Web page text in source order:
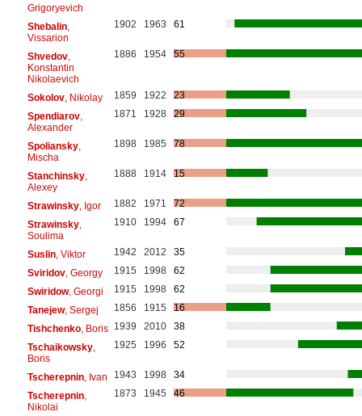
Grigoryevich
Shebalin,
Vissarion
1902 1963 61
Shvedov,
Konstantin
Nikolaevich
1886 1954 55
Sokolov, Nikolay 1859 1922
23
Spendiarov,
Alexander
1871 1928 29
Spoliansky,
Mischa
1898 1985 78
Stanchinsky,
Alexey
1888 1914 15
Strawinsky, Igor 1882 1971
72
Strawinsky,
Soulima
1910 1994 67
Suslin, Viktor 1942 2012
35
Sviridov, Georgy 1915 1998
62
Swiridow, Georgi 1915 1998
62
Tanejew, Sergej 1856 1915
16
Tishchenko, Boris 1939 2010
38
Tschaikowsky,
Boris
1925 1996 52
Tscherepnin, Ivan 1943 1998
34
Tscherepnin,
Nikolai
1873 1945 46